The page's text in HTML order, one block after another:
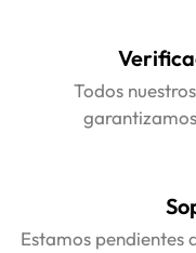
Todos
Estamos pendientes